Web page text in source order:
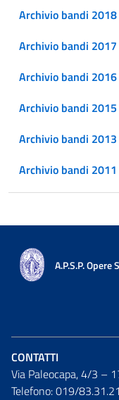
Archivio bandi 2018
Archivio bandi 2017
Archivio bandi 2016
Archivio bandi 2015
Archivio bandi 2013
Archivio bandi 2011
A.P.S.P.
CONTATTI
Via Paleocapa, 4/3 –
Telefono: 019/